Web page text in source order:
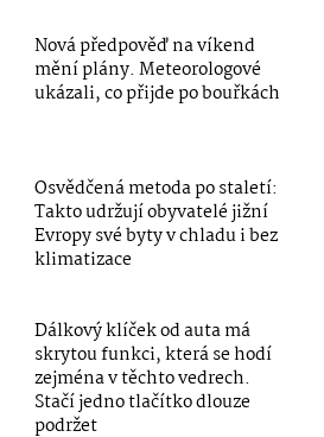
Nová předpověď na víkend
mění plány. Meteorologové
ukázali, co přijde po bouřkách
Osvědčená metoda po staletí:
Takto udržují obyvatelé jižní
Evropy své byty v chladu i bez
klimatizace
Dálkový klíček od auta má
skrytou funkci, která se hodí
zejména v těchto vedrech.
Stačí jedno tlačítko dlouze
podržet